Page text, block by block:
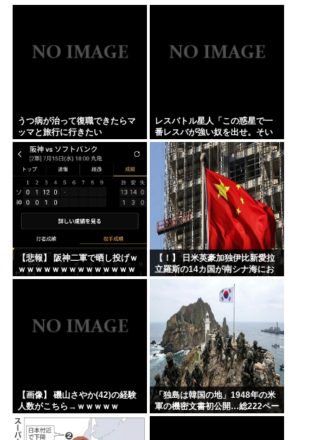
うつ病が治って復職できたらマ
ッマと旅行に行きたい
レスバトル星人「この惑星で一
番レスバが強い奴を出せ。そい
つが負けたら滅ぼす」 誰を出
す？
【悲報】 阪神二軍で晒し投げｗ
ｗｗｗｗｗｗｗｗｗｗｗｗｗｗ
ｗｗｗｗｗｗxｗｗｗｗｗｗｗｗ
【！】 日米英豪加独伊比新愛拉
立羅斯の14カ国が南シナ海にお
ける中国の一方的行動に反対声
明 中国、国際的孤立へ
【画像】 磯山さやか(42)の経験
人数がこちら→ｗｗｗｗｗ
「独島は韓国の地」1948年の米
軍の機密文書初公開…総222ペー
ジ！